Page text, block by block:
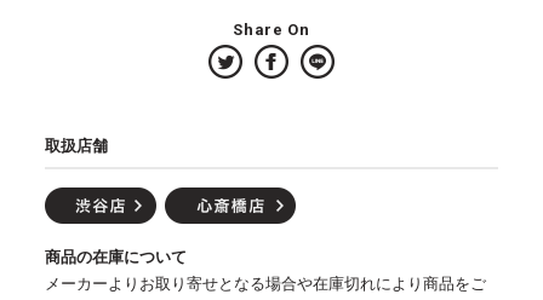
Share On
取扱店舗
商品の在庫について
メーカーよりお取り寄せとなる場合や在庫切れにより商品をご